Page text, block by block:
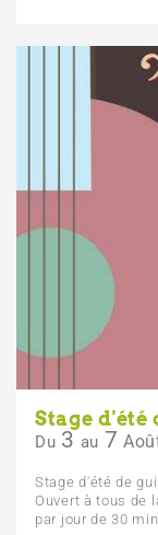
Stage d'été
Du 3 au 7
Stage d'été de
Ouvert à tous de
par jour de 30